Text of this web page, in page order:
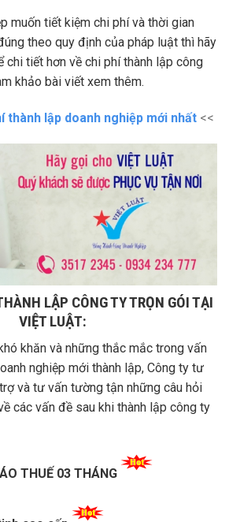
muốn tiết kiệm chi phí và thời gian
theo quy định của pháp luật thì hãy
chi tiết hơn về chi phí thành lập công
khảo bài viết xem thêm.
thành lập doanh nghiệp mới nhất <<
LẬP CÔNG TY TRỌN GÓI TẠI
VIỆT LUẬT:
khăn và những thắc mắc trong vấn
nghiệp mới thành lập, Công ty tư
và tư vấn tường tận những câu hỏi
các vấn đề sau khi thành lập công ty
THUẾ 03 THÁNG